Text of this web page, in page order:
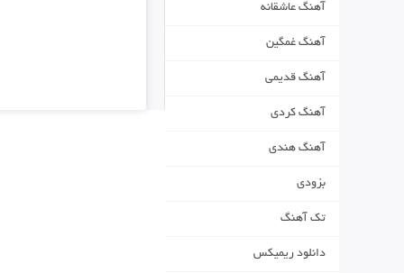
آهنگ عاشقانه
آهنگ غمگین
آهنگ قدیمی
آهنگ کردی
آهنگ هندی
بزودی
تک آهنگ
دانلود ریمیکس